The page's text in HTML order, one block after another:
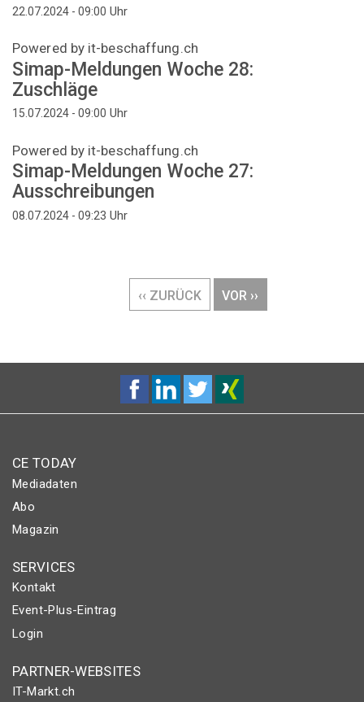
22.07.2024 - 09:00 Uhr
Powered by it-beschaffung.ch
Simap-Meldungen Woche 28:
Zuschläge
15.07.2024 - 09:00 Uhr
Powered by it-beschaffung.ch
Simap-Meldungen Woche 27:
Ausschreibungen
08.07.2024 - 09:23 Uhr
VORHERIGE
SEITE
‹‹ ZURÜCK
NÄCHSTE
SEITE
VOR ››
CE TODAY
Mediadaten
Abo
Magazin
SERVICES
Kontakt
Event-Plus-Eintrag
Login
PARTNER-WEBSITES
IT-Markt.ch